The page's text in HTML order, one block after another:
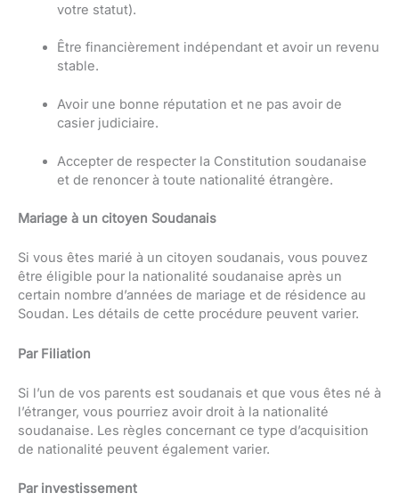
votre statut).
Être financièrement indépendant et avoir un revenu
stable.
Avoir une bonne réputation et ne pas avoir de
casier judiciaire.
Accepter de respecter la Constitution soudanaise
et de renoncer à toute nationalité étrangère.
Mariage à un citoyen Soudanais
Si vous êtes marié à un citoyen soudanais, vous pouvez
être éligible pour la nationalité soudanaise après un
certain nombre d’années de mariage et de résidence au
Soudan. Les détails de cette procédure peuvent varier.
Par Filiation
Si l’un de vos parents est soudanais et que vous êtes né à
l’étranger, vous pourriez avoir droit à la nationalité
soudanaise. Les règles concernant ce type d’acquisition
de nationalité peuvent également varier.
Par investissement